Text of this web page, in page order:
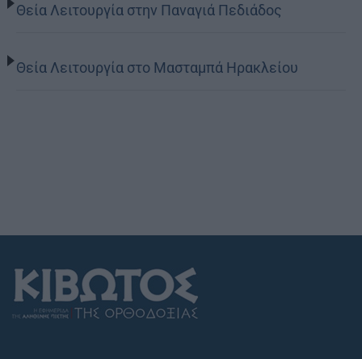
Θεία Λειτουργία στην Παναγιά Πεδιάδος
Θεία Λειτουργία στο Μασταμπά Ηρακλείου